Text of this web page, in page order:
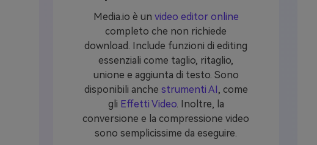
Media.io è un video editor online
completo che non richiede
download. Include funzioni di editing
essenziali come taglio, ritaglio,
unione e aggiunta di testo. Sono
disponibili anche strumenti AI , come
gli Effetti Video. Inoltre, la
conversione e la compressione video
sono semplicissime da eseguire.